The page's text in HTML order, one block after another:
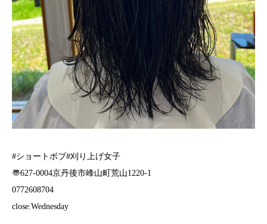
︎#ショートボブ#刈り上げ女子
〠627-0004京丹後市峰山町荒山1220-1
︎0772608704
close:Wednesday